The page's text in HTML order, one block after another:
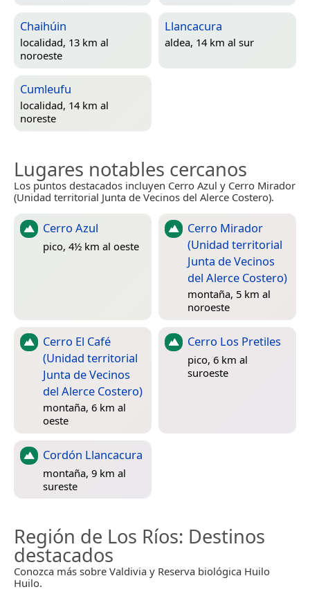
Chaihúin
localidad, 13 km al
noroeste
Llancacura
aldea, 14 km al sur
Cumleufu
localidad, 14 km al
noreste
Lugares notables cercanos
Los puntos destacados incluyen Cerro Azul y Cerro Mirador
(Unidad territorial Junta de Vecinos del Alerce Costero).
Cerro Azul
pico, 4½ km al oeste
Cerro Mirador
(Unidad territorial
Junta de Vecinos
del Alerce Costero)
montaña, 5 km al
noroeste
Cerro El Café
(Unidad territorial
Junta de Vecinos
del Alerce Costero)
montaña, 6 km al
oeste
Cerro Los Pretiles
pico, 6 km al
suroeste
Cordón Llancacura
montaña, 9 km al
sureste
Región de Los Ríos: Destinos
destacados
Conozca más sobre Valdivia y Reserva biológica Huilo
Huilo.